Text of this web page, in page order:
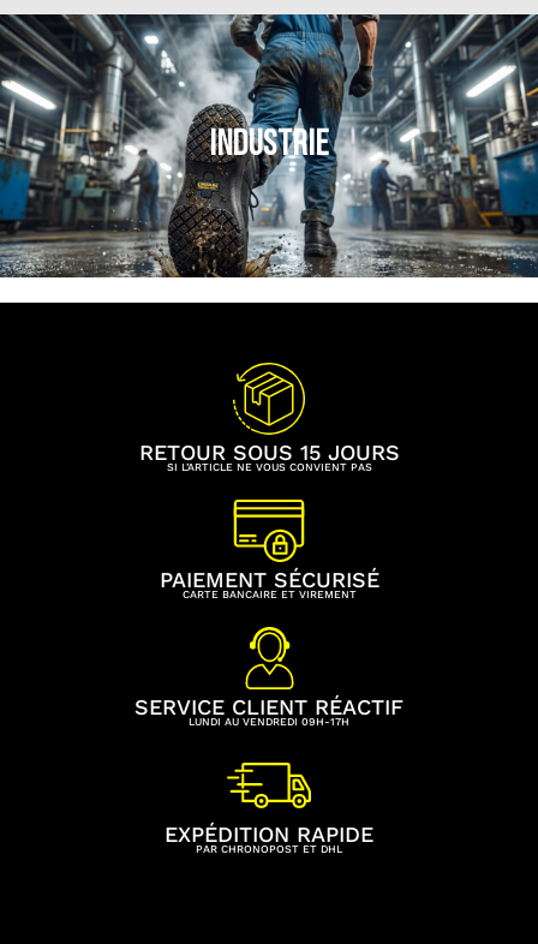
INDUSTRIE
RETOUR SOUS 15 JOURS
SI L’ARTICLE NE VOUS CONVIENT PAS
PAIEMENT SÉCURISÉ
CARTE BANCAIRE ET VIREMENT
SERVICE CLIENT RÉACTIF
LUNDI AU VENDREDI 09H-17H
EXPÉDITION RAPIDE
PAR CHRONOPOST ET DHL